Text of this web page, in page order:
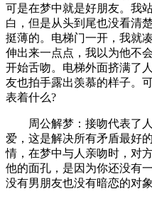
可是在梦中就是好朋友。我
白，但是从头到尾也没看清
挺薄的。电梯门一开，我就
伸出来一点点，我以为他不
开始舌吻。电梯外面挤满了
友也拍手露出羡慕的样子。
表着什么?
周公解梦：接吻代表了人
爱，这是解决所有矛盾最好
情，在梦中与人亲吻时，对
他的面孔，是因为你还没有
没有男朋友也没有暗恋的对象